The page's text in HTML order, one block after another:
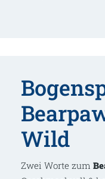
Wild
Zwei Worte zum